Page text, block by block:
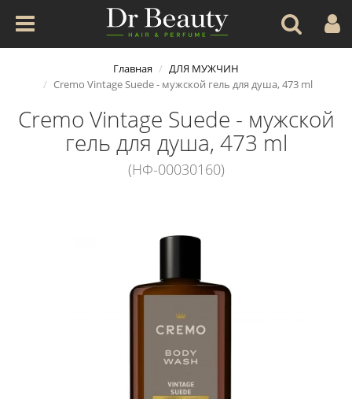
Главная
ДЛЯ МУЖЧИН
Cremo Vintage Suede - мужской гель для душа, 473 ml
Cremo Vintage Suede - мужской
гель для душа, 473 ml
(НФ-00030160)